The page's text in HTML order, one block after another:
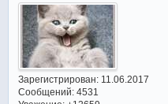
Зарегистрирован: 11.06.2017
Сообщений:4531